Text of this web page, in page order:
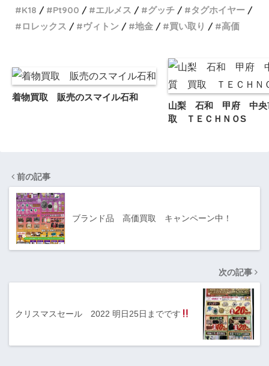
K18 Pt900 エルメス グッチ
タグホイヤー
ロレックス
ヴィトン 地金 買い取り 高価
着物買取 販売のスマイル石和
山梨 石和 甲府 中
取 ＴＥＣＨＮＯS
前の記事
ブランド品 高価買取 キャンペーン中！
次の記事
クリスマスセール 2022 明日25日までです